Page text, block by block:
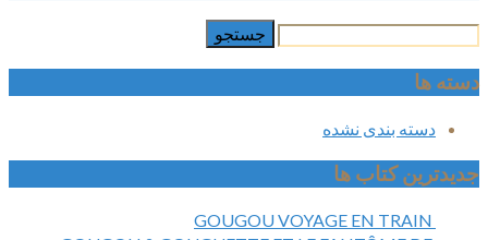
دسته ها
دسته بندی نشده
جدیدترین کتاب ها
GOUGOU VOYAGE EN TRAIN